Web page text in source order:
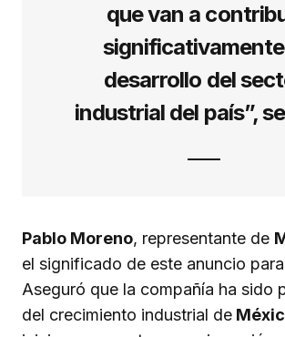
que van a
desarrollo del
industrial del país”,
Pablo Moreno, representante de
el significado de este anuncio
Aseguró que la compañía ha sido
del crecimiento industrial de